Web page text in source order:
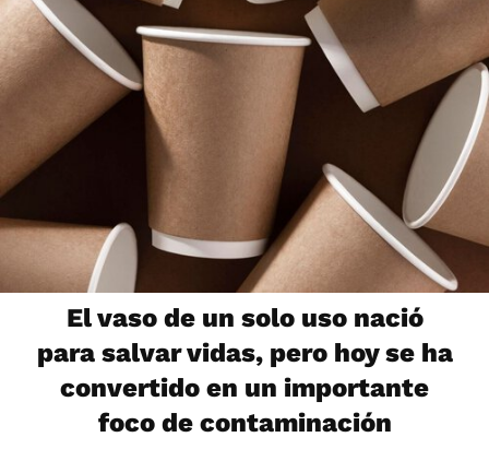
El vaso de un solo uso nació
para salvar vidas, pero hoy se ha
convertido en un importante
foco de contaminación